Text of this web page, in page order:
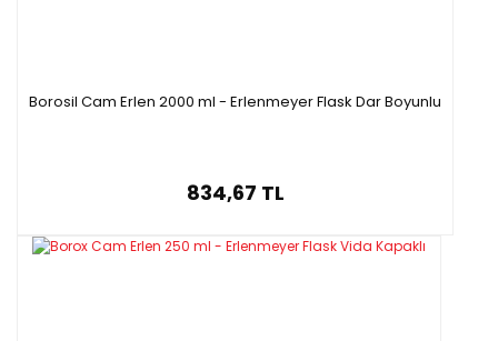
Borosil Cam Erlen 2000 ml - Erlenmeyer Flask Dar Boyunlu
834,67 TL